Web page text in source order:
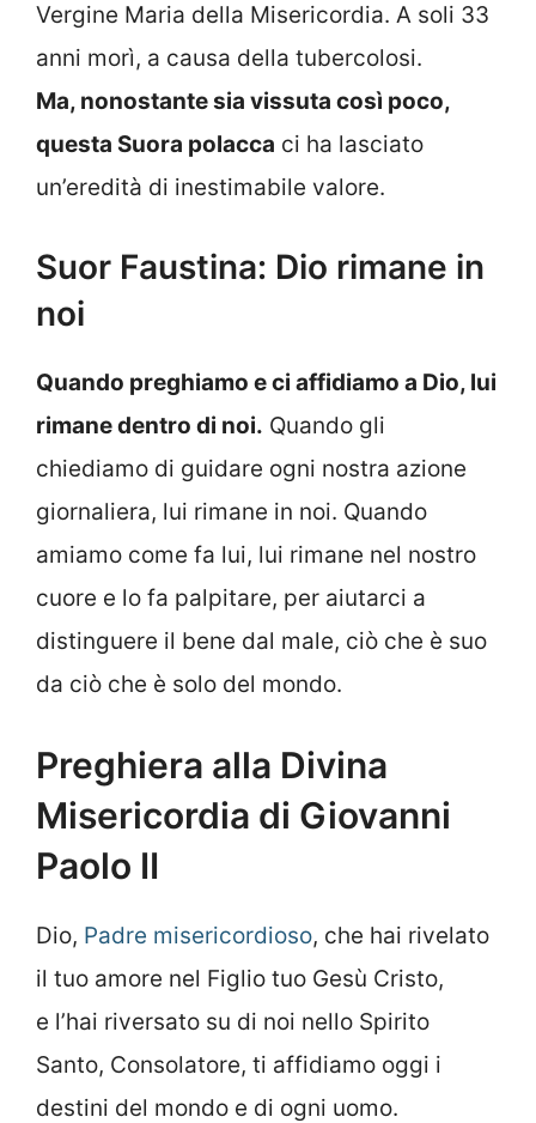
Vergine Maria della Misericordia. A soli 33
anni morì, a causa della tubercolosi.
Ma, nonostante sia vissuta così poco,
questa Suora polacca ci ha lasciato
un’eredità di inestimabile valore.
Suor Faustina: Dio rimane in
noi
Quando preghiamo e ci affidiamo a Dio, lui
rimane dentro di noi. Quando gli
chiediamo di guidare ogni nostra azione
giornaliera, lui rimane in noi. Quando
amiamo come fa lui, lui rimane nel nostro
cuore e lo fa palpitare, per aiutarci a
distinguere il bene dal male, ciò che è suo
da ciò che è solo del mondo.
Preghiera alla Divina
Misericordia di Giovanni
Paolo II
Dio, Padre misericordioso, che hai rivelato
il tuo amore nel Figlio tuo Gesù Cristo,
e l’hai riversato su di noi nello Spirito
Santo, Consolatore, ti affidiamo oggi i
destini del mondo e di ogni uomo.